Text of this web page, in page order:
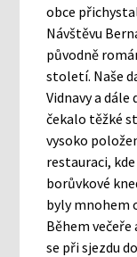
obce
Návštěvu
původně
století. Naše
Vidnavy a dále
čekalo těžké
vysoko
restauraci,
borůvkové
byly mnohem
Během
se při sjezdu